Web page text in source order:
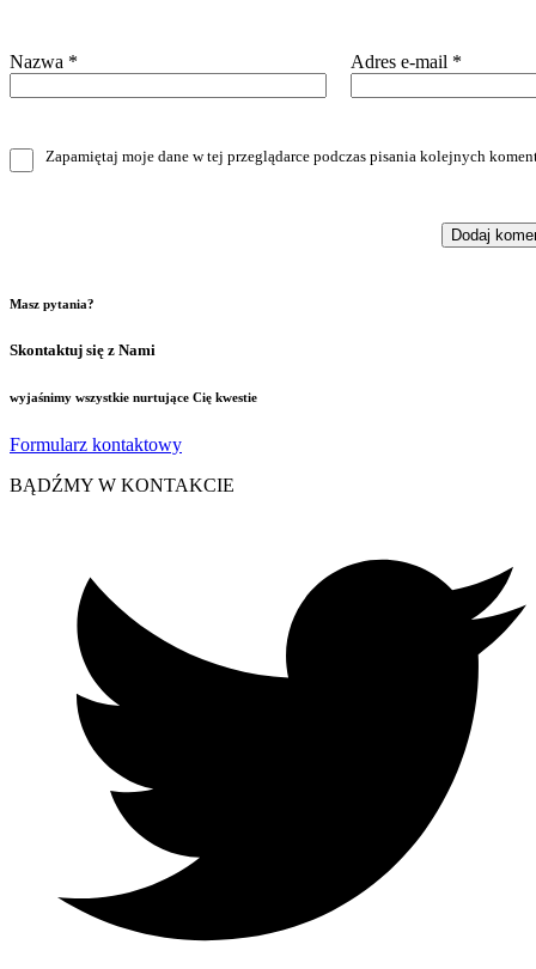
Nazwa * Adres e-mail *
Zapamiętaj moje dane w tej przeglądarce podczas pisania kolejnych
Masz pytania?
Skontaktuj się z Nami
wyjaśnimy wszystkie nurtujące Cię kwestie
Formularz kontaktowy
BĄDŹMY W KONTAKCIE